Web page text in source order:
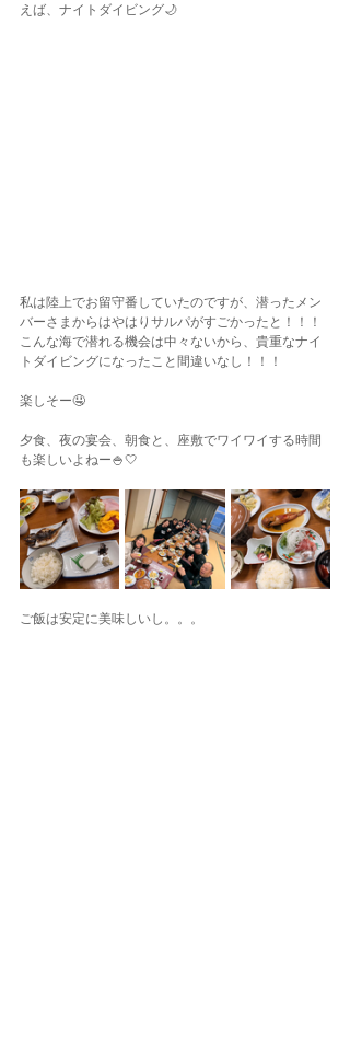
えば、ナイトダイビング🌙
私は陸上でお留守番していたのですが、潜ったメン
バーさまからはやはりサルパがすごかったと！！！
こんな海で潜れる機会は中々ないから、貴重なナイ
トダイビングになったこと間違いなし！！！
楽しそー🤤
夕食、夜の宴会、朝食と、座敷でワイワイする時間
も楽しいよねー🍚🤍
ご飯は安定に美味しいし。。。